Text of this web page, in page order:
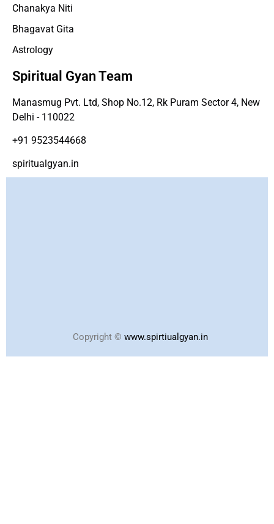
Chanakya Niti
Bhagavat Gita
Astrology
Spiritual Gyan Team
Manasmug Pvt. Ltd, Shop No.12, Rk Puram Sector 4, New
Delhi - 110022
+91 9523544668
spiritualgyan.in
Copyright © www.spirtiualgyan.in